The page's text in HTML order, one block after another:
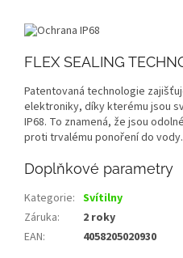
FLEX SEALING
Patentovaná technologie
elektroniky, díky kterému jsou
IP68. To znamená, že jsou
proti trvalému ponoření do vody.
Doplňkové parametry
Kategorie: Svítilny
Záruka:
2 roky
EAN: 4058205020930